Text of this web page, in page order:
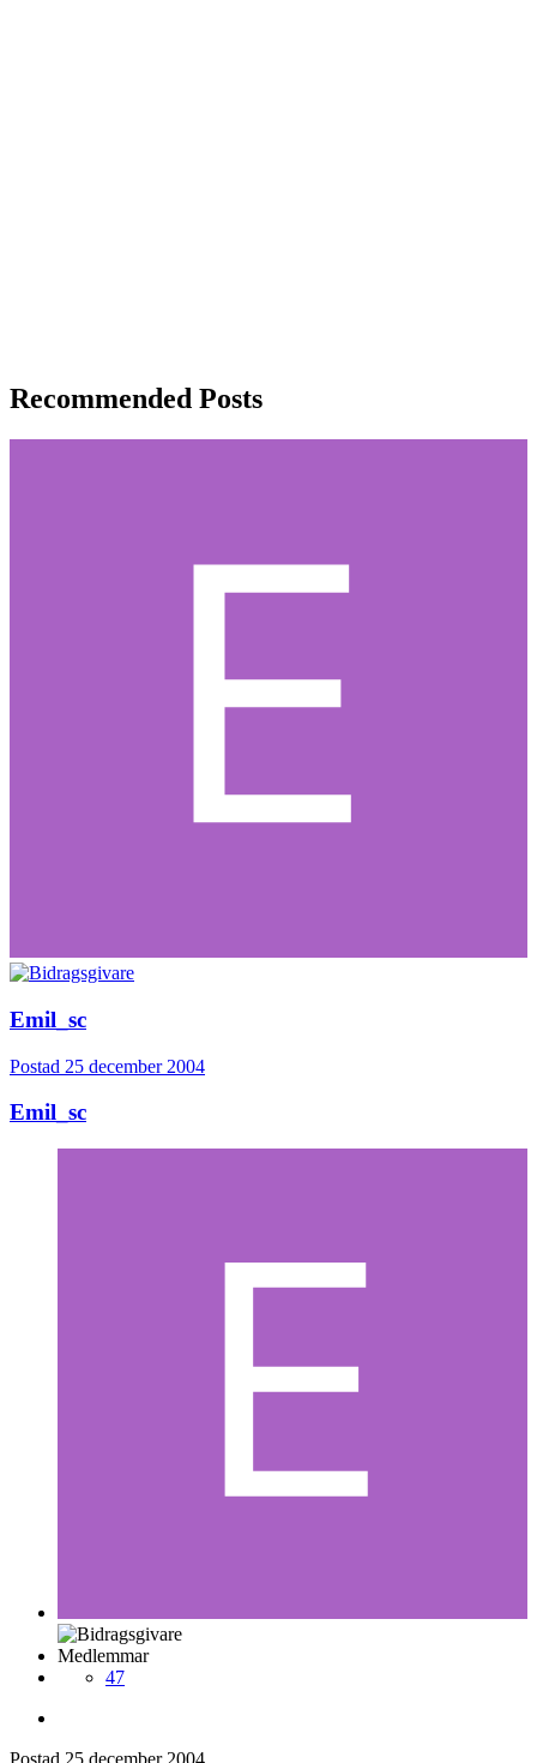
Recommended Posts
Emil_sc
Postad 25 december 2004
Emil_sc
Medlemmar
47
Postad 25 december 2004